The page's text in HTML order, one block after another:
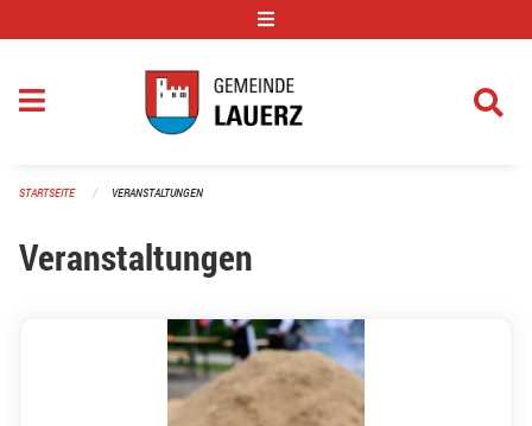
STARTSEITE VERANSTALTUNGEN
Veranstaltungen